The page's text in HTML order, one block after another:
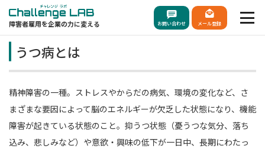
障害者雇用を企業の力に変える お問い合わせ メール登録
うつ病とは
精神障害の一種。ストレスやからだの病気、環境の変化など、さ
まざまな要因によって脳のエネルギーが欠乏した状態になり、機能
障害が起きている状態のこと。抑うつ状態（憂うつな気分、落ち
込み、悲しみなど）や意欲・興味の低下が一日中、長期にわたっ